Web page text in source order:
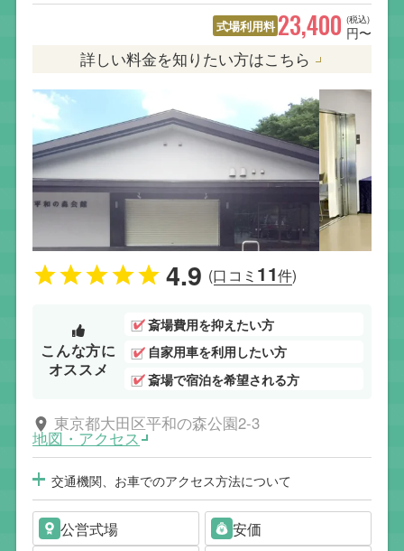
式場利用料 (税込)
23,400 円〜
詳しい料金を知りたい方はこちら
4.9 (口コミ 11件)
こんな方に
オススメ
斎場費用を抑えたい方
自家用車を利用したい方
斎場で宿泊を希望される方
東京都大田区平和の森公園2-3
地図・アクセス
交通機関、お車でのアクセス方法について
公営式場
安価